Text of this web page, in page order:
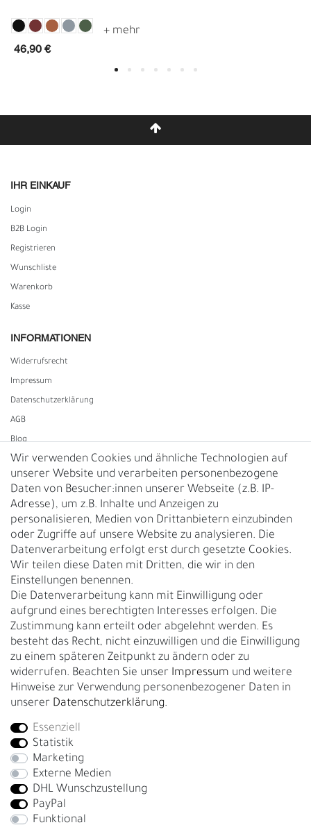
46,90 €
IHR EINKAUF
Login
B2B Login
Registrieren
Wunschliste
Warenkorb
Kasse
INFORMATIONEN
Widerrufs­recht
Impressum
Daten­schutz­erklärung
AGB
Blog
Vertrag widerrufen
UNTERNEHMEN
Nachhaltigkeit
Kontakt
Über uns
Rückgabe
Gürtelgröße messen
Garantie
GESCHÄFTSKUNDEN & HÄNDLER
B2B Geschäftskunden
Bei Fragen wenden Sie sich direkt an unser Service-Team.
+4917663727338
Montag - Freitag, 09:00 - 14:00
info@fronhofer.com
Gürtelmanufaktur Fronhofer, 93053 Regensburg, Nelkenweg 3b
Wir verwenden Cookies und ähnliche Technologien auf
unserer Website und verarbeiten personenbezogene
Daten von Besucher:innen unserer Webseite (z.B. IP-
Adresse), um z.B. Inhalte und Anzeigen zu
personalisieren, Medien von Drittanbietern einzubinden
oder Zugriffe auf unsere Website zu analysieren. Die
Datenverarbeitung erfolgt erst durch gesetzte Cookies.
Wir teilen diese Daten mit Dritten, die wir in den
Einstellungen benennen.
Die Datenverarbeitung kann mit Einwilligung oder
aufgrund eines berechtigten Interesses erfolgen. Die
Zustimmung kann erteilt oder abgelehnt werden. Es
besteht das Recht, nicht einzuwilligen und die Einwilligung
zu einem späteren Zeitpunkt zu ändern oder zu
widerrufen. Beachten Sie unser Impressum und weitere
Hinweise zur Verwendung personenbezogener Daten in
unserer Daten­schutz­erklärung.
Essenziell
Statistik
Marketing
Externe Medien
DHL Wunschzustellung
PayPal
Funktional